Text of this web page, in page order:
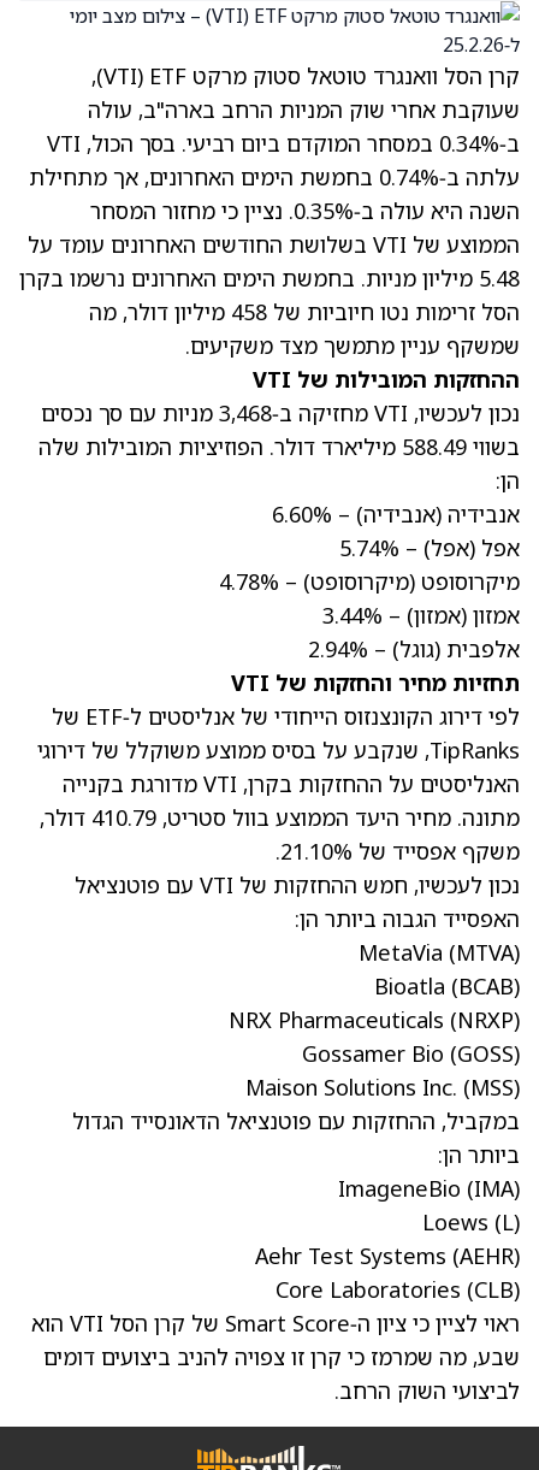
קרן הסל וואנגרד טוטאל סטוק מרקט ETF ‏(VTI),
שעוקבת אחרי שוק המניות הרחב בארה"ב, עולה
ב‑0.34% במסחר המוקדם ביום רביעי. בסך הכול, VTI
עלתה ב‑0.74% בחמשת הימים האחרונים, אך מתחילת
השנה היא עולה ב‑0.35%. נציין כי מחזור המסחר
הממוצע של VTI בשלושת החודשים האחרונים עומד על
5.48 מיליון מניות. בחמשת הימים האחרונים נרשמו בקרן
הסל זרימות נטו חיוביות של 458 מיליון דולר, מה
שמשקף עניין מתמשך מצד משקיעים.
ההחזקות המובילות של VTI
נכון לעכשיו, VTI מחזיקה ב‑3,468 מניות עם סך נכסים
בשווי 588.49 מיליארד דולר. הפוזיציות המובילות שלה
הן:
אנבידיה (אנבידיה) – 6.60%
אפל (אפל) – 5.74%
מיקרוסופט (מיקרוסופט) – 4.78%
אמזון (אמזון) – 3.44%
אלפבית (גוגל) – 2.94%
תחזיות מחיר והחזקות של VTI
לפי דירוג הקונצנזוס הייחודי של אנליסטים ל‑ETF של
TipRanks, שנקבע על בסיס ממוצע משוקלל של דירוגי
האנליסטים על ההחזקות בקרן, VTI מדורגת בקנייה
מתונה. מחיר היעד הממוצע בוול סטריט, 410.79 דולר,
משקף אפסייד של 21.10%.
נכון לעכשיו, חמש ההחזקות של VTI עם פוטנציאל
האפסייד הגבוה ביותר הן:
MetaVia (MTVA)
Bioatla (BCAB)
NRX Pharmaceuticals (NRXP)
Gossamer Bio (GOSS)
Maison Solutions Inc. (MSS)
במקביל, ההחזקות עם פוטנציאל הדאונסייד הגדול
ביותר הן:
ImageneBio (IMA)
Loews (L)
Aehr Test Systems (AEHR)
Core Laboratories (CLB)
ראוי לציין כי ציון ה‑Smart Score של קרן הסל VTI הוא
שבע, מה שמרמז כי קרן זו צפויה להניב ביצועים דומים
לביצועי השוק הרחב.